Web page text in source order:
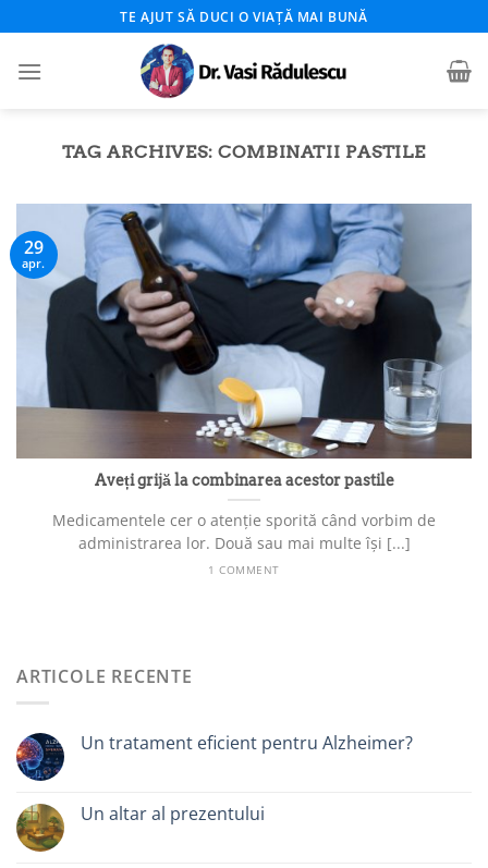
to
content
TE AJUT SĂ DUCI O VIAȚĂ MAI BUNĂ
TAG ARCHIVES:COMBINATII PASTILE
Aveți grijă la combinarea acestor pastile
Medicamentele cer o atenție sporită când vorbim de
administrarea lor. Două sau mai multe își [...]
1 COMMENT
29
apr.
ARTICOLE RECENTE
Un tratament eficient pentru Alzheimer?
Un altar al prezentului